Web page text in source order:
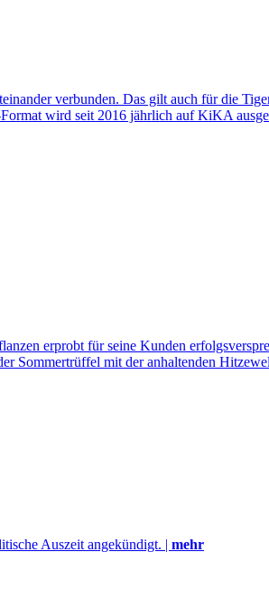
verbunden. Das gilt auch für die
wird seit 2016 jährlich auf KiKA
erprobt für seine Kunden
mit der anhaltenden
Auszeit angekündigt. | mehr